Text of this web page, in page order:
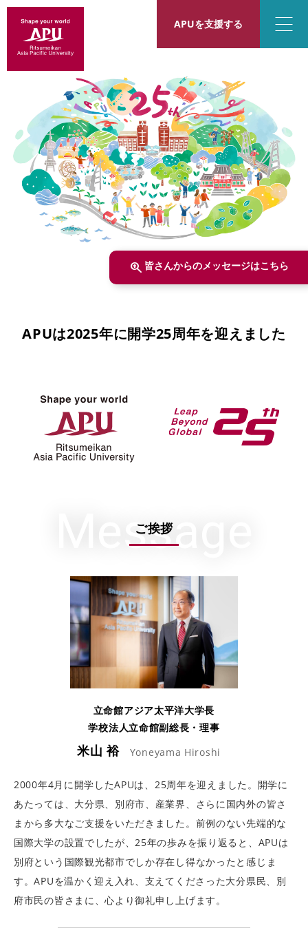
APUを支援する
zoom_in 皆さんからのメッセージはこちら
APUは2025年に開学25周年を迎えました
ご挨拶
Message
立命館アジア太平洋大学長
学校法人立命館副総長・理事
米山 裕 Yoneyama Hiroshi
2000年4月に開学したAPUは、25周年を迎えました。開学に
あたっては、大分県、別府市、産業界、さらに国内外の皆さ
まから多大なご支援をいただきました。前例のない先端的な
国際大学の設置でしたが、25年の歩みを振り返ると、APUは
別府という国際観光都市でしか存在し得なかったと感じま
す。APUを温かく迎え入れ、支えてくださった大分県民、別
府市民の皆さまに、心より御礼申し上げます。